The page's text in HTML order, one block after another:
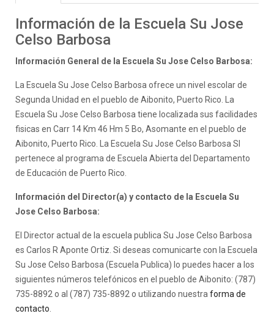
Información de la Escuela Su Jose
Celso Barbosa
Información General de la Escuela Su Jose Celso Barbosa:
La Escuela Su Jose Celso Barbosa ofrece un nivel escolar de
Segunda Unidad en el pueblo de Aibonito, Puerto Rico. La
Escuela Su Jose Celso Barbosa tiene localizada sus facilidades
fisicas en Carr 14 Km 46 Hm 5 Bo, Asomante en el pueblo de
Aibonito, Puerto Rico. La Escuela Su Jose Celso Barbosa SI
pertenece al programa de Escuela Abierta del Departamento
de Educación de Puerto Rico.
Información del Director(a) y contacto de la Escuela Su
Jose Celso Barbosa:
El Director actual de la escuela publica Su Jose Celso Barbosa
es Carlos R Aponte Ortiz. Si deseas comunicarte con la Escuela
Su Jose Celso Barbosa (Escuela Publica) lo puedes hacer a los
siguientes números telefónicos en el pueblo de Aibonito: (787)
735-8892 o al (787) 735-8892 o utilizando nuestra forma de
contacto